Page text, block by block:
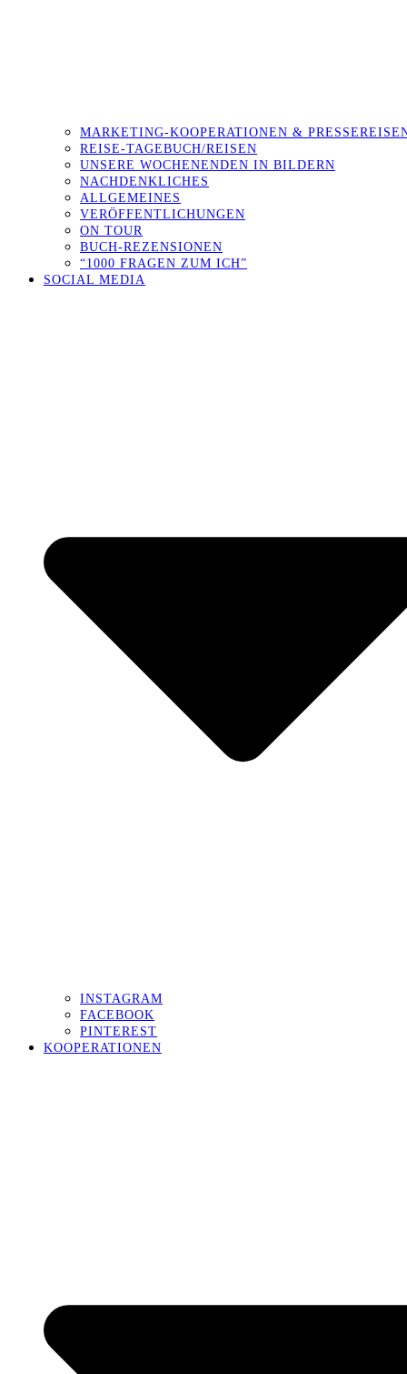
MARKETING-KOOPERATIONEN &
REISE-TAGEBUCH/REISEN
UNSERE WOCHENENDEN IN BILDERN
NACHDENKLICHES
ALLGEMEINES
VERÖFFENTLICHUNGEN
ON TOUR
BUCH-REZENSIONEN
“1000 FRAGEN ZUM ICH”
SOCIAL MEDIA
INSTAGRAM
FACEBOOK
PINTEREST
KOOPERATIONEN